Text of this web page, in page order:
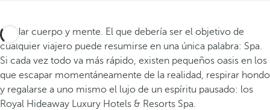
Cuidar cuerpo y mente. El que debería ser el objetivo de
cualquier viajero puede resumirse en una única palabra: Spa.
Si cada vez todo va más rápido, existen pequeños oasis en los
que escapar momentáneamente de la realidad, respirar hondo
y regalarse a uno mismo el lujo de un espíritu pausado: los
Royal Hideaway Luxury Hotels & Resorts Spa.